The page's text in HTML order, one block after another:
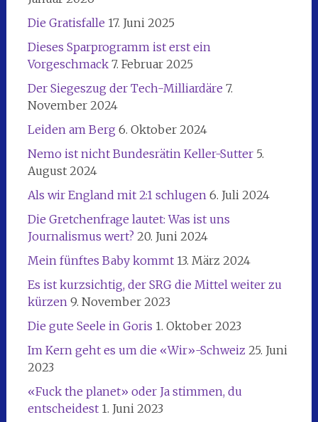
Die Gratisfalle 17. Juni 2025
Dieses Sparprogramm ist erst ein
Vorgeschmack 7. Februar 2025
Der Siegeszug der Tech-Milliardäre 7.
November 2024
Leiden am Berg 6. Oktober 2024
Nemo ist nicht Bundesrätin Keller-Sutter 5.
August 2024
Als wir England mit 2:1 schlugen 6. Juli 2024
Die Gretchenfrage lautet: Was ist uns
Journalismus wert? 20. Juni 2024
Mein fünftes Baby kommt 13. März 2024
Es ist kurzsichtig, der SRG die Mittel weiter zu
kürzen 9. November 2023
Die gute Seele in Goris 1. Oktober 2023
Im Kern geht es um die «Wir»-Schweiz 25. Juni
2023
«Fuck the planet» oder Ja stimmen, du
entscheidest 1. Juni 2023